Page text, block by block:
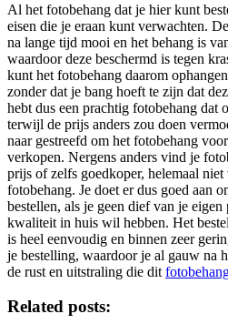
Al het fotobehang dat je hier kunt
eisen die je eraan kunt verwachten.
na lange tijd mooi en het behang is
waardoor deze beschermd is tegen
kunt het fotobehang daarom
zonder dat je bang hoeft te zijn dat
hebt dus een prachtig fotobehang dat
terwijl de prijs anders zou doen
naar gestreefd om het fotobehang
verkopen. Nergens anders vind je
prijs of zelfs goedkoper, helemaal
fotobehang. Je doet er dus goed aan
bestellen, als je geen dief van je
kwaliteit in huis wil hebben. Het
is heel eenvoudig en binnen zeer
je bestelling, waardoor je al gauw na
de rust en uitstraling die dit
Related posts: